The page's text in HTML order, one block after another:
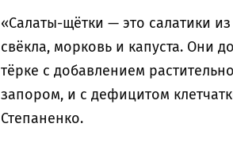
«Салаты-щётки — это салатики
свёкла, морковь и капуста. Они
тёрке с добавлением
запором, и с дефицитом
Степаненко.